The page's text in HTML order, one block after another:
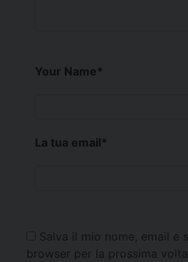
Your Name*
La tua email*
Salva il mio nome, email e
browser per la prossima